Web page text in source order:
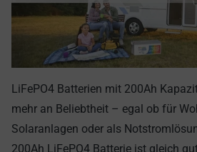
LiFePO4 Batterien mit 200Ah
mehr an Beliebtheit – egal ob für
Solaranlagen oder als
200Ah LiFePO4 Batterie ist gleich